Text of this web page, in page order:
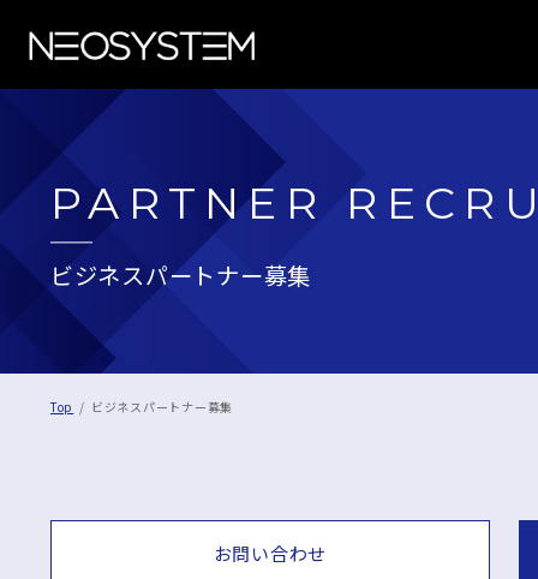
PARTNER
ビジネスパートナー募集
Top ビジネスパートナー募集
お問い合わせ